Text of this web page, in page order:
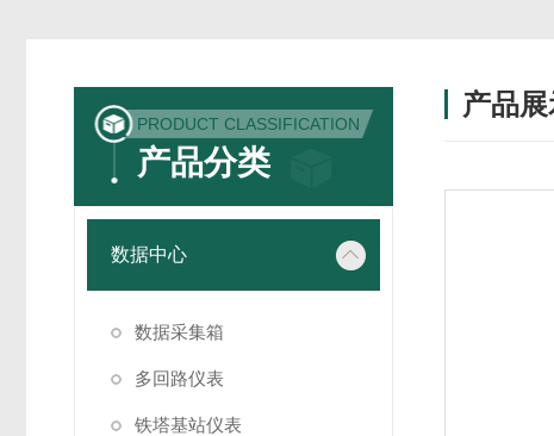
产品
PRODUCT CLASSIFICATION
产品分类
数据中心
数据采集箱
多回路仪表
铁塔基站仪表